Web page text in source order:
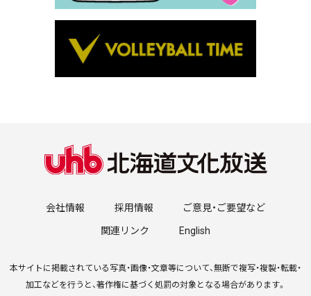
会社情報 採用情報 ご意見・ご要望など
関連リンク English
本サイトに掲載されている写真・画像・文章等について、無断で複写・複製・転載・
加工などを行うと、著作権に基づく処罰の対象となる場合があります。